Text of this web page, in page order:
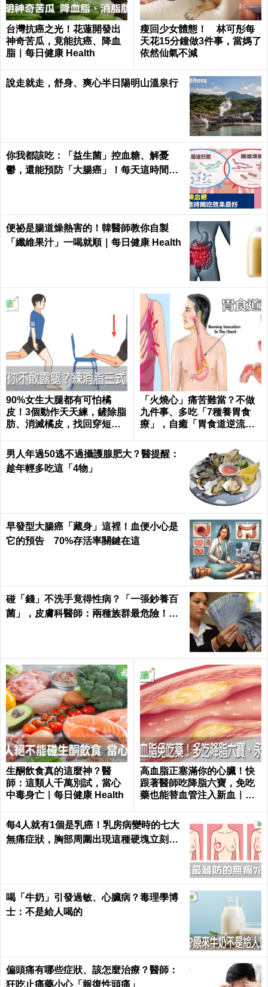
台灣抗癌之光！花蓮開發出
神奇苦瓜，竟能抗癌、降血
脂｜每日健康 Health
瘦回少女體態！ 林可彤每
天花15分鐘做3件事，當媽了
依然仙氣不減
說走就走，舒身、爽心半日陽明山溫泉行
你我都該吃：「益生菌」控血糖、解憂
鬱，還能預防「大腸癌」！每天這時間吃
便祕是腸道燥熱害的！韓醫師教你自製
「纖維果汁」一喝就順｜每日健康 Health
90%女生大腿都有可怕橘
皮！3個動作天天練，鏟除脂
肪、消滅橘皮，找回穿短褲
「火燒心」痛苦難當？不做
九件事、多吃「7種養胃食
療」，自癒「胃食道逆流」
男人年過50逃不過攝護腺肥大？醫提醒：
趁年輕多吃這「4物」
早發型大腸癌「藏身」這裡！血便小心是
它的預告 70%存活率關鍵在這
碰「錢」不洗手竟得性病？「一張鈔養百
菌」，皮膚科醫師：兩種族群最危險！｜
生酮飲食真的這麼神？醫
師：這類人千萬別試，當心
中毒身亡｜每日健康 Health
高血脂正塞滿你的心臟！快
跟著醫師吃降脂六寶，免吃
藥也能替血管注入新血｜每
每4人就有1個是乳癌！乳房病變時的七大
無痛症狀，胸部周圍出現這種硬塊立刻就
喝「牛奶」引發過敏、心臟病？毒理學博
士：不是給人喝的
偏頭痛有哪些症狀、該怎麼治療？醫師：
狂吃止痛藥小心「報復性頭痛」